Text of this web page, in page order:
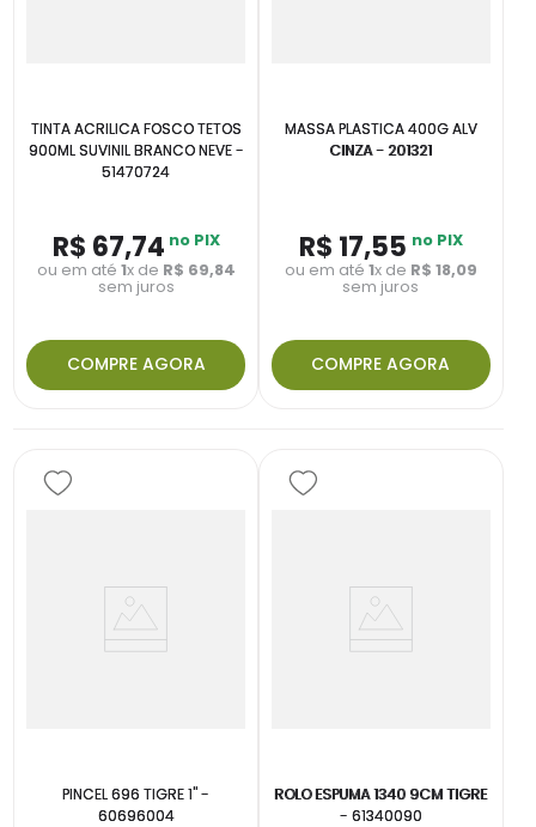
TINTA ACRILICA FOSCO TETOS
900ML SUVINIL BRANCO NEVE -
51470724
R$ 67,74 no PIX
ou em até 1x de R$ 69,84
sem juros
COMPRE AGORA
MASSA PLASTICA 400G ALV
CINZA - 201321
R$ 17,55 no PIX
ou em até 1x de R$ 18,09
sem juros
COMPRE AGORA
PINCEL 696 TIGRE 1" -
60696004
ROLO ESPUMA 1340 9CM TIGRE
- 61340090